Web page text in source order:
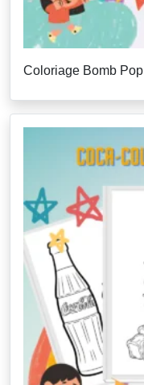
Coloriage Bomb Pop